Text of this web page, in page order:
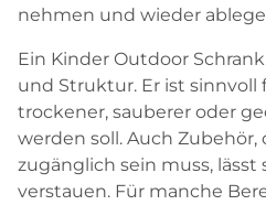
nehmen und wieder
Ein Kinder Outdoor
und Struktur. Er ist sinnvoll
trockener, sauberer oder
werden soll. Auch
zugänglich sein muss, lässt
verstauen. Für manche